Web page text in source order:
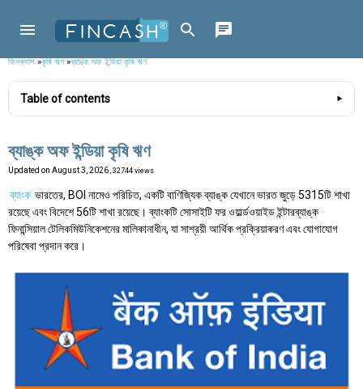
ফিনক্যাশ»কৃষি ঋণ»ব্যাঙ্ক অফ ইন্ডিয়া কৃষি ঋণ
Table of contents
ব্যাঙ্ক অফ ইন্ডিয়া কৃষি ঋণ
Updated on August 3, 2026 , 32744 views
ব্যাংক ভারতের, BOI নামেও পরিচিত, একটি বাণিজ্যিক ব্যাঙ্ক যেখানে ভারত জুড়ে 5315টি শাখা
রয়েছে এবং বিদেশে 56টি শাখা রয়েছে। ব্যাংকটি সোসাইটি ফর ওয়ার্ল্ডওয়াইড ইন্টারব্যাঙ্ক
ফিনান্সিয়াল টেলিকমিউনিকেশনের মালিকানাধীন, যা সাশ্রয়ী আর্থিক প্রক্রিয়াকরণ এবং যোগাযোগ
পরিষেবা প্রদান করে।